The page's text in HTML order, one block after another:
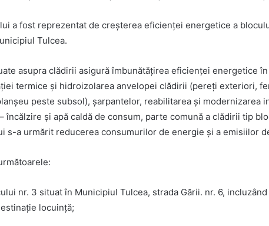
a fost reprezentat de creșterea eficienței energetice a
Tulcea.
asupra clădirii asigură îmbunătățirea eficienței energetice
termice și hidroizolarea anvelopei clădirii (pereți exteriori,
peste subsol), șarpantelor, reabilitarea și modernizarea
încălzire și apă caldă de consum, parte comună a clădirii tip
s-a urmărit reducerea consumurilor de energie și a emisiilor
nr. 3 situat în Municipiul Tulcea, strada Gării. nr. 6,
locuință;